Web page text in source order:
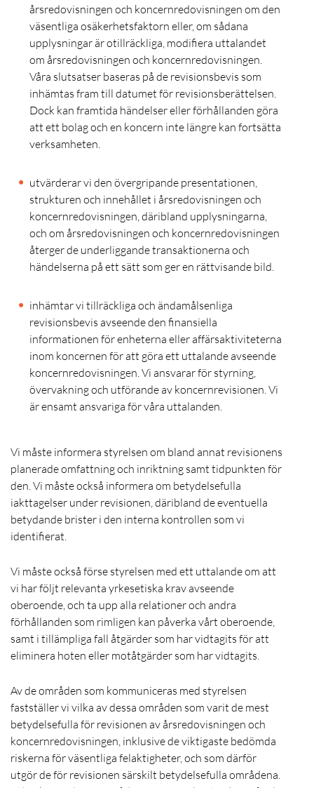
årsredovisningen och koncernredovisningen om den
väsentliga osäkerhetsfaktorn eller, om sådana
upplysningar är otillräckliga, modifiera uttalandet
om årsredovisningen och koncernredovisningen.
Våra slutsatser baseras på de revisionsbevis som
inhämtas fram till datumet för revisionsberättelsen.
Dock kan framtida händelser eller förhållanden göra
att ett bolag och en koncern inte längre kan fortsätta
verksamheten.
utvärderar vi den övergripande presentationen,
strukturen och innehållet i årsredovisningen och
koncernredovisningen, däribland upplysningarna,
och om årsredovisningen och koncernredovisningen
återger de underliggande transaktionerna och
händelserna på ett sätt som ger en rättvisande bild.
inhämtar vi tillräckliga och ändamålsenliga
revisionsbevis avseende den finansiella
informationen för enheterna eller affärsaktiviteterna
inom koncernen för att göra ett uttalande avseende
koncernredovisningen. Vi ansvarar för styrning,
övervakning och utförande av koncernrevisionen. Vi
är ensamt ansvariga för våra uttalanden.
Vi måste informera styrelsen om bland annat revisionens
planerade omfattning och inriktning samt tidpunkten för
den. Vi måste också informera om betydelsefulla
iakttagelser under revisionen, däribland de eventuella
betydande brister i den interna kontrollen som vi
identifierat.
Vi måste också förse styrelsen med ett uttalande om att
vi har följt relevanta yrkesetiska krav avseende
oberoende, och ta upp alla relationer och andra
förhållanden som rimligen kan påverka vårt oberoende,
samt i tillämpliga fall åtgärder som har vidtagits för att
eliminera hoten eller motåtgärder som har vidtagits.
Av de områden som kommuniceras med styrelsen
fastställer vi vilka av dessa områden som varit de mest
betydelsefulla för revisionen av årsredovisningen och
koncernredovisningen, inklusive de viktigaste bedömda
riskerna för väsentliga felaktigheter, och som därför
utgör de för revisionen särskilt betydelsefulla områdena.